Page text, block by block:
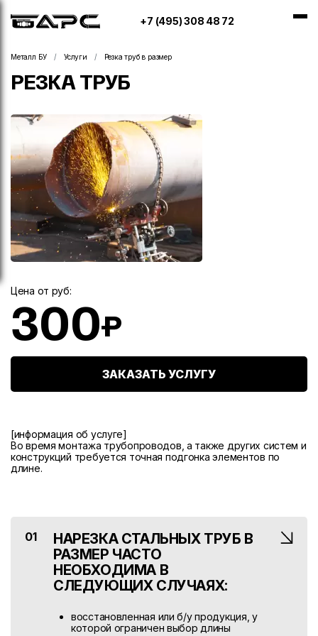
+7 (495) 308 48 72
Металл БУ Услуги Резка труб в размер
РЕЗКА ТРУБ
Цена от руб:
300
ЗАКАЗАТЬ УСЛУГУ
[информация об услуге]
Во время монтажа трубопроводов, а также других систем и
конструкций требуется точная подгонка элементов по
длине.
01
НАРЕЗКА СТАЛЬНЫХ ТРУБ В
РАЗМЕР ЧАСТО
НЕОБХОДИМА В
СЛЕДУЮЩИХ СЛУЧАЯХ:
восстановленная или б/у продукция, у
которой ограничен выбор длины